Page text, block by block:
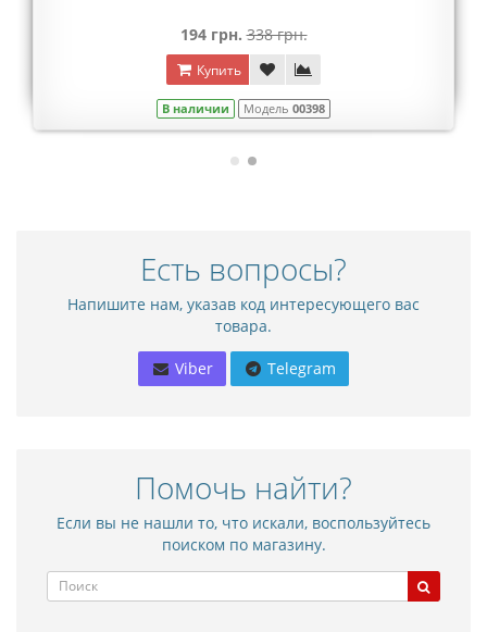
194 грн. 338 грн.
Купить
В наличии Модель 00398
Есть вопросы?
Напишите нам, указав код интересующего вас
товара.
Viber Telegram
Помочь найти?
Если вы не нашли то, что искали, воспользуйтесь
поиском по магазину.